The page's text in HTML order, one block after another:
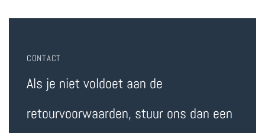
CONTACT
Als je niet voldoet aan de
retourvoorwaarden, stuur ons dan een